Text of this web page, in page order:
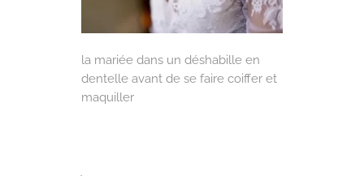
la mariée dans un déshabille en
dentelle avant de se faire coiffer et
maquiller